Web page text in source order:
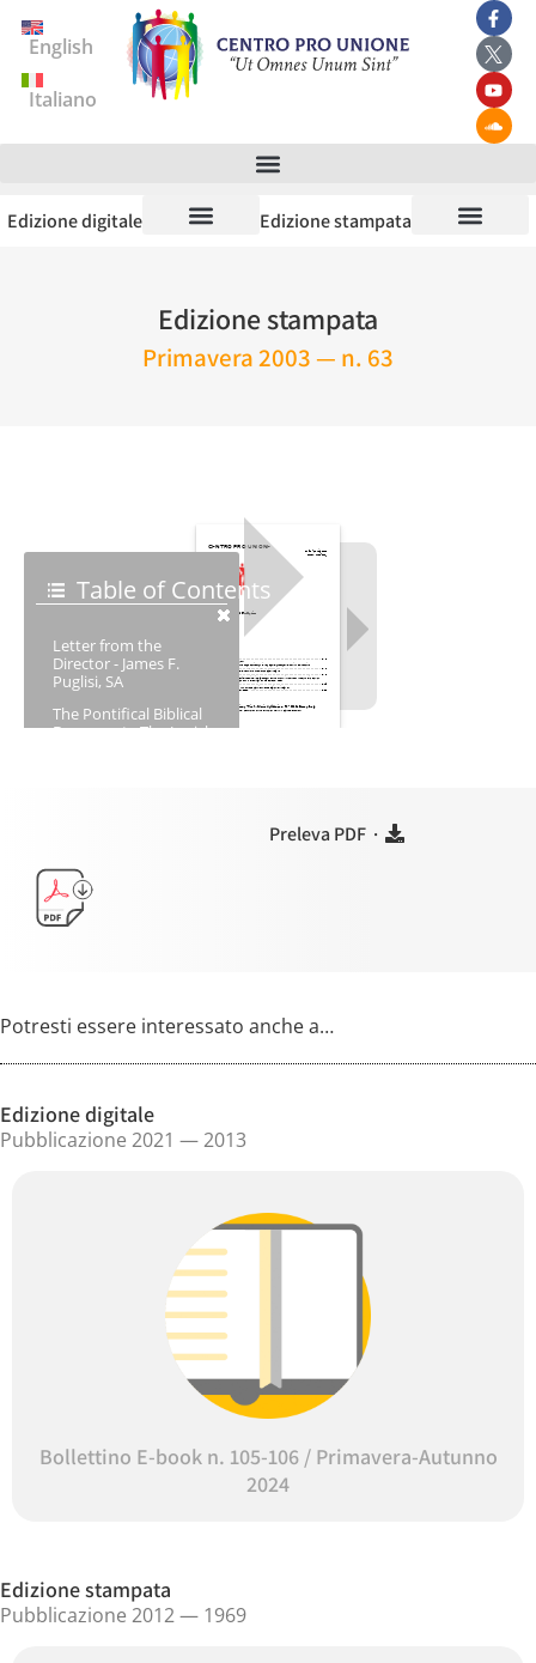
English
Italiano
Edizione digitale Edizione stampata
Edizione stampata
Primavera 2003 — n. 63
Preleva PDF ·
Potresti essere interessato anche a…
Edizione digitale
Pubblicazione 2021 — 2013
Bollettino E-book n. 105-106 / Primavera-Autunno
2024
Edizione stampata
Pubblicazione 2012 — 1969